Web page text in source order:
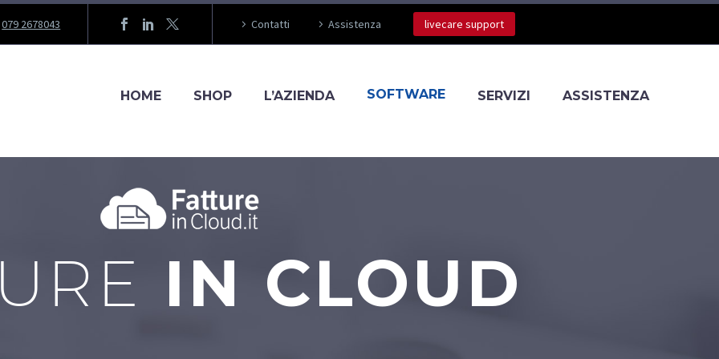
079 2678043 Contatti Assistenza livecare support
HOME SHOP L’AZIENDA SOFTWARE SERVIZI ASSISTENZA
IN CLOUD